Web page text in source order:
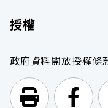
授權
政府資料開放授權條